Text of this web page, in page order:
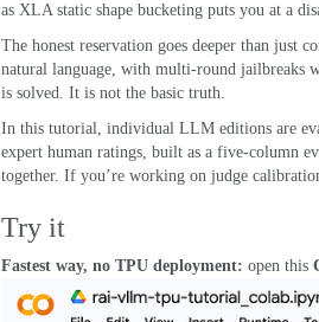
as XLA static shape bucketing puts you at a
The honest reservation goes deeper than just
natural language, with multi-round jailbreaks
is solved. It is not the basic truth.
In this tutorial, individual LLM editions are
expert human ratings, built as a five-column
together. If you’re working on judge
Try it
Fastest way, no TPU deployment: open this